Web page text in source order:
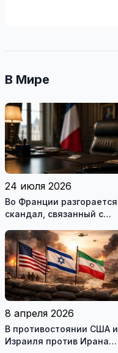
В Мире
24 июля 2026
Во Франции разгорается
скандал, связанный с
государственными
служащими
8 апреля 2026
В противостоянии США и
Израиля против Ирана